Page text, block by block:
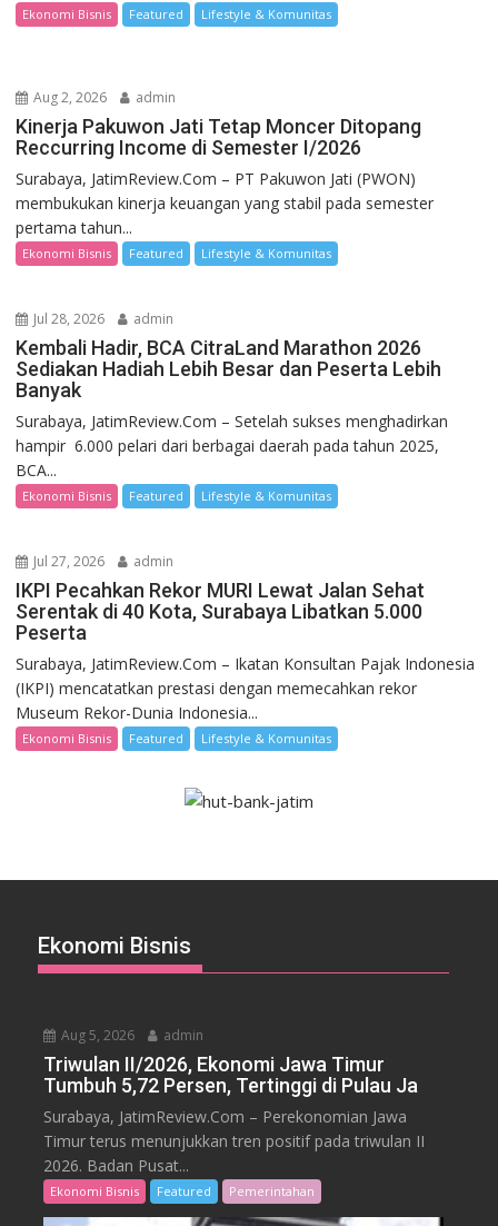
Ekonomi Bisnis Featured Lifestyle & Komunitas
Aug 2, 2026 admin
Kinerja Pakuwon Jati Tetap Moncer Ditopang
Reccurring Income di Semester I/2026
Surabaya, JatimReview.Com – PT Pakuwon Jati (PWON)
membukukan kinerja keuangan yang stabil pada semester
pertama tahun...
Ekonomi Bisnis Featured Lifestyle & Komunitas
Jul 28, 2026 admin
Kembali Hadir, BCA CitraLand Marathon 2026
Sediakan Hadiah Lebih Besar dan Peserta Lebih
Banyak
Surabaya, JatimReview.Com – Setelah sukses menghadirkan
hampir 6.000 pelari dari berbagai daerah pada tahun 2025,
BCA...
Ekonomi Bisnis Featured Lifestyle & Komunitas
Jul 27, 2026 admin
IKPI Pecahkan Rekor MURI Lewat Jalan Sehat
Serentak di 40 Kota, Surabaya Libatkan 5.000
Peserta
Surabaya, JatimReview.Com – Ikatan Konsultan Pajak Indonesia
(IKPI) mencatatkan prestasi dengan memecahkan rekor
Museum Rekor-Dunia Indonesia...
Ekonomi Bisnis Featured Lifestyle & Komunitas
Ekonomi Bisnis
Aug 5, 2026 admin
Triwulan II/2026, Ekonomi Jawa Timur
Tumbuh 5,72 Persen, Tertinggi di Pulau Ja
Surabaya, JatimReview.Com – Perekonomian Jawa
Timur terus menunjukkan tren positif pada triwulan II
2026. Badan Pusat...
Ekonomi Bisnis Featured Pemerintahan